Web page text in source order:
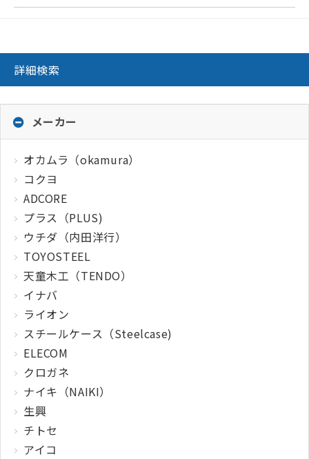
詳細検索
メーカー
オカムラ（okamura）
コクヨ
ADCORE
プラス（PLUS)
ウチダ（内田洋行）
TOYOSTEEL
天童木工（TENDO）
イナバ
ライオン
スチールケース（Steelcase)
ELECOM
クロガネ
ナイキ（NAIKI）
生興
チトセ
アイコ